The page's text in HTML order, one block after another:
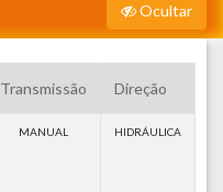
Ocultar
Transmissão Direção
MANUAL HIDRÁULICA